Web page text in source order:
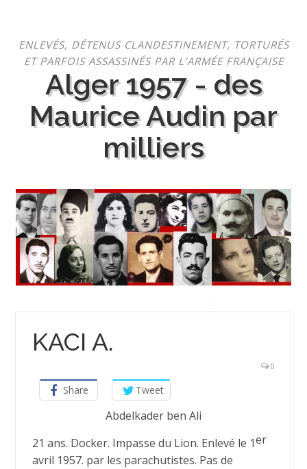
contenu
ENLEVÉS, DÉTENUS CLANDESTINEMENT, TORTURÉS
ET PARFOIS ASSASSINÉS PAR L’ARMÉE FRANÇAISE
Alger 1957 - des
Maurice Audin par
milliers
KACI A.
0
Share Tweet
Abdelkader ben Ali
21 ans. Docker. Impasse du Lion. Enlevé le 1er
avril 1957. par les parachutistes. Pas de